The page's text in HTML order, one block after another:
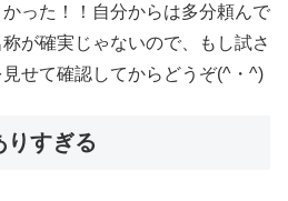
った！！自分からは多分頼んで
が確実じゃないので、もし試さ
せて確認してからどうぞ(^・^)
りすぎる